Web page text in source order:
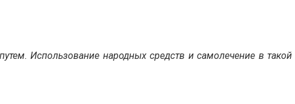
Использование народных средств и самолечение в такой